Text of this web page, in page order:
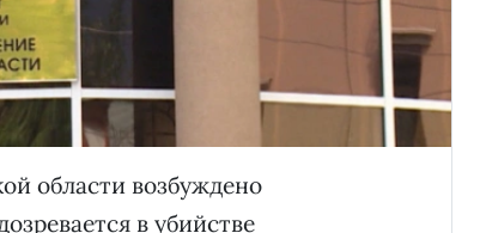
области возбуждено
в убийстве